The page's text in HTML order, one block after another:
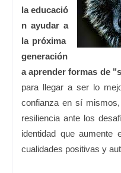
la educació
n ayudar a
la próxima
generación
a aprender formas de
para llegar a ser lo
confianza en sí
resiliencia ante los
identidad que aumente
cualidades positivas y